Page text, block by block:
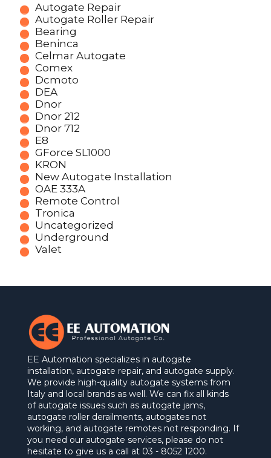
Autogate Repair
Autogate Roller Repair
Bearing
Beninca
Celmar Autogate
Comex
Dcmoto
DEA
Dnor
Dnor 212
Dnor 712
E8
GForce SL1000
KRON
New Autogate Installation
OAE 333A
Remote Control
Tronica
Uncategorized
Underground
Valet
EE Automation specializes in autogate
installation, autogate repair, and autogate supply.
We provide high-quality autogate systems from
Italy and local brands as well. We can fix all kinds
of autogate issues such as autogate jams,
autogate roller derailments, autogates not
working, and autogate remotes not responding. If
you need our autogate services, please do not
hesitate to give us a call at 03 - 8052 1200.